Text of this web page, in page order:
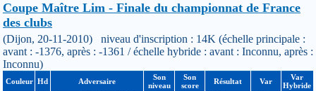
Coupe Maître Lim - Finale du championnat de France
des clubs
(Dijon, 20-11-2010) niveau d'inscription : 14K (échelle principale :
avant : -1376, après : -1361 / échelle hybride : avant : Inconnu, après :
Inconnu)
Couleur Hd Adversaire
Son
niveau
Son
score
Résultat Var
Var
Hybride